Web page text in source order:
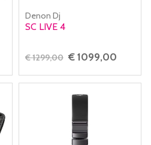
Denon Dj
SC LIVE 4
€ 1299,00 € 1099,00